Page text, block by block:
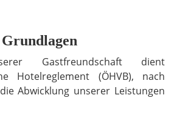
Gastfreundschaft dient
Hotelreglement (ÖHVB), nach
Abwicklung unserer Leistungen